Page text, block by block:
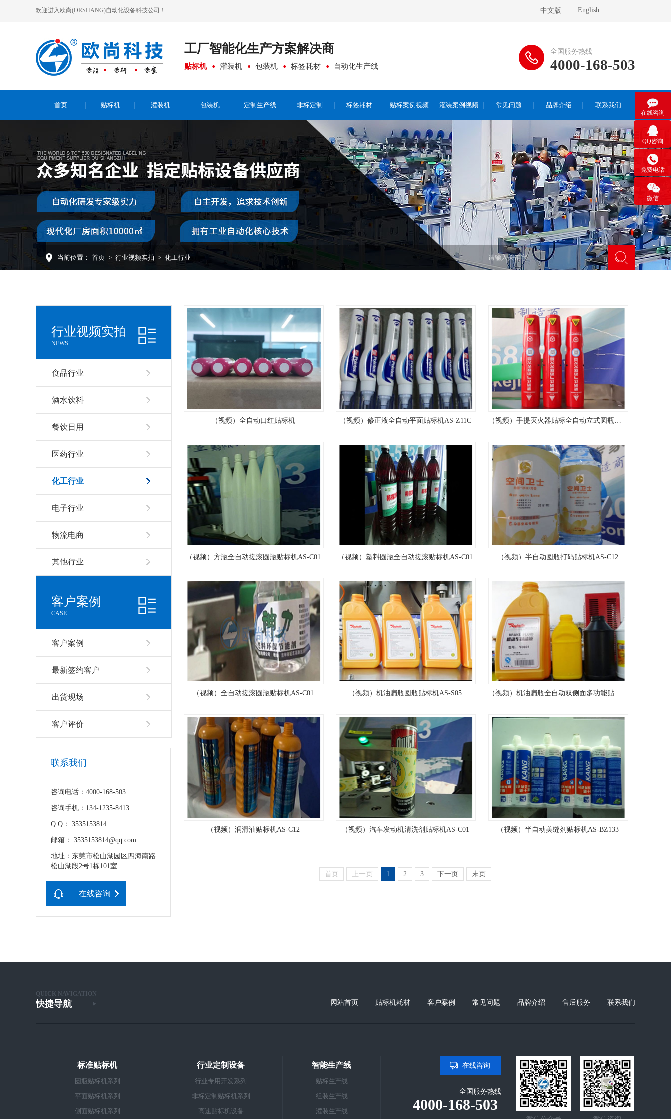
欢迎进入欧尚(ORSHANG)自动化设备科技公司！ 中文版 English
工厂智能化生产方案解决商
贴标机 灌装机 包装机 标签耗材 自动化生产线
全国服务热线
4000-168-503
首页 贴标机 灌装机 包装机 定制生产线 非标定制 标签耗材 贴标案例视频 灌装案例视频 常见问题 品牌介绍 联系我们
当前位置： 首页 > 行业视频实拍 > 化工行业
行业视频实拍
NEWS
食品行业
酒水饮料
餐饮日用
医药行业
化工行业
电子行业
物流电商
其他行业
客户案例
CASE
客户案例
最新签约客户
出货现场
客户评价
联系我们
咨询电话：4000-168-503
咨询手机：134-1235-8413
Q Q： 3535153814
邮箱： 3535153814@qq.com
地址：东莞市松山湖园区四海南路
松山湖段2号1栋101室
在线咨询
（视频）全自动口红贴标机 （视频）修正液全自动平面贴标机AS-Z11C （视频）手提灭火器贴标全自动立式圆瓶贴标机AS-C02
（视频）方瓶全自动搓滚圆瓶贴标机AS-C01 （视频）塑料圆瓶全自动搓滚贴标机AS-C01 （视频）半自动圆瓶打码贴标机AS-C12
（视频）全自动搓滚圆瓶贴标机AS-C01 （视频）机油扁瓶圆瓶贴标机AS-S05 （视频）机油扁瓶全自动双侧面多功能贴标机AS-S05
（视频）润滑油贴标机AS-C12 （视频）汽车发动机清洗剂贴标机AS-C01 （视频）半自动美缝剂贴标机AS-BZ133
首页 上一页 1 2 3 下一页 末页
QUICK NAVIGATION
快捷导航 网站首页 贴标机耗材 客户案例 常见问题 品牌介绍 售后服务 联系我们
标准贴标机
圆瓶贴标机系列
平面贴标机系列
侧面贴标机系列
行业定制设备
行业专用开发系列
非标定制贴标机系列
高速贴标机设备
智能生产线
贴标生产线
组装生产线
灌装生产线
在线咨询
全国服务热线
4000-168-503

在线咨询

QQ咨询

免费电话

微信